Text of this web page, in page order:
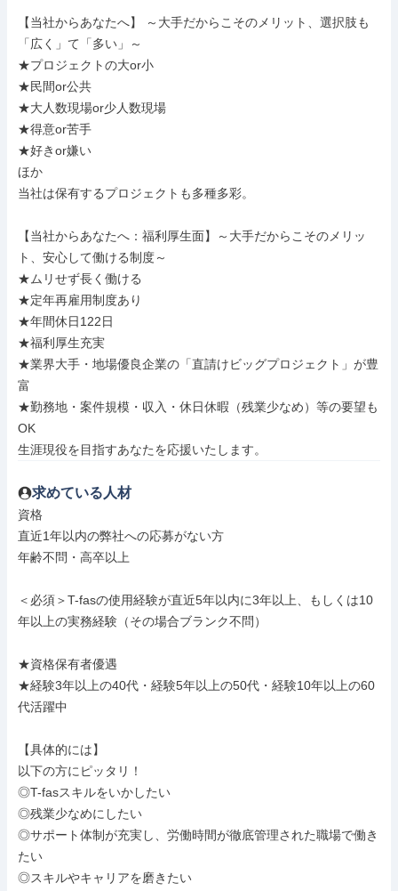
【当社からあなたへ】 ～大手だからこそのメリット、選択肢も
「広く」て「多い」～
★プロジェクトの大or小
★民間or公共
★大人数現場or少人数現場
★得意or苦手
★好きor嫌い
ほか
当社は保有するプロジェクトも多種多彩。
【当社からあなたへ：福利厚生面】～大手だからこそのメリッ
ト、安心して働ける制度～
★ムリせず長く働ける
★定年再雇用制度あり
★年間休日122日
★福利厚生充実
★業界大手・地場優良企業の「直請けビッグプロジェクト」が豊
富
★勤務地・案件規模・収入・休日休暇（残業少なめ）等の要望も
OK
生涯現役を目指すあなたを応援いたします。
求めている人材
資格
直近1年以内の弊社への応募がない方
年齢不問・高卒以上
＜必須＞T-fasの使用経験が直近5年以内に3年以上、もしくは10
年以上の実務経験（その場合ブランク不問）
★資格保有者優遇
★経験3年以上の40代・経験5年以上の50代・経験10年以上の60
代活躍中
【具体的には】
以下の方にピッタリ！
◎T-fasスキルをいかしたい
◎残業少なめにしたい
◎サポート体制が充実し、労働時間が徹底管理された職場で働き
たい
◎スキルやキャリアを磨きたい